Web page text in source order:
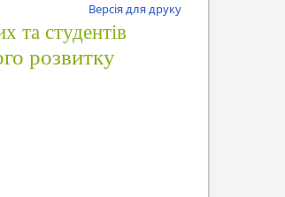
Версія для друку
та студентів
розвитку